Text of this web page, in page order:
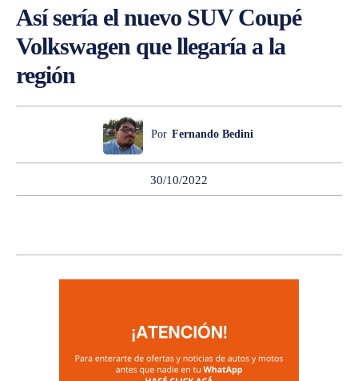
Así sería el nuevo SUV Coupé
Volkswagen que llegaría a la
región
Por Fernando Bedini
30/10/2022